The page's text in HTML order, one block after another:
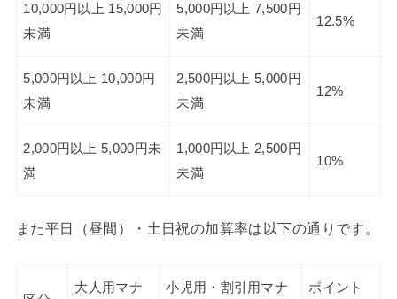
10,000円以上 15,000円
未満
5,000円以上 7,500円
未満
12.5%
5,000円以上 10,000円
未満
2,500円以上 5,000円
未満
12%
2,000円以上 5,000円未
満
1,000円以上 2,500円
未満
10%
また平日（昼間）・土日祝の加算率は以下の通りです。
大人用マナ
小児用・割引用マナ
ポイント